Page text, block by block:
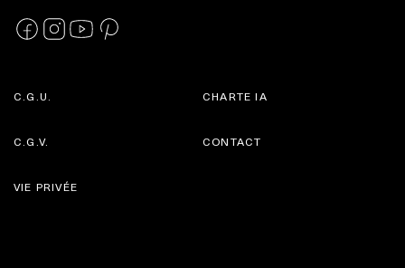
C.G.U.
C.G.V.
CHARTE IA
CONTACT
VIE PRIVÉE